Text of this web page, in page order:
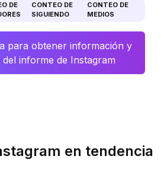
DE
CONTEO DE
SIGUIENDO
CONTEO DE
MEDIOS
para obtener información y
del informe de Instagram
en tendencia